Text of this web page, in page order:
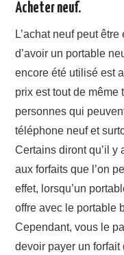
Acheter neuf.
L’achat neuf peut
d’avoir un portable
encore été utilisé est
prix est tout de même
personnes qui
téléphone neuf et
Certains diront qu’il y
aux forfaits que l’on
effet, lorsqu’un
offre avec le portable
Cependant, vous le
devoir payer un forfait